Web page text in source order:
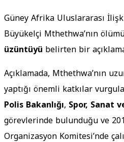
Güney Afrika Uluslararası
Büyükelçi Mthethwa’nın
üzüntüyü belirten bir
Açıklamada, Mthethwa’nın
yaptığı önemli katkılar
Polis Bakanlığı, Spor, Sanat
görevlerinde bulunduğu ve
Organizasyon Komitesi’nde